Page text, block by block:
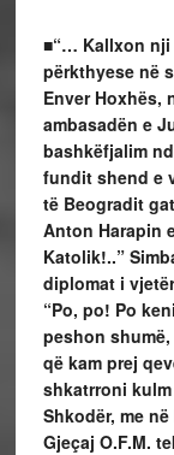
■“… Kallxon nji
përkthyese në
Enver Hoxhës,
ambasadën e
bashkëfjalim
fundit shend e
të Beogradit
Anton Harapin
Katolik!..”
diplomat i
“Po, po! Po
peshon
që kam prej
shkatrroni
Shkodër, me
Gjeçaj O.F.M.